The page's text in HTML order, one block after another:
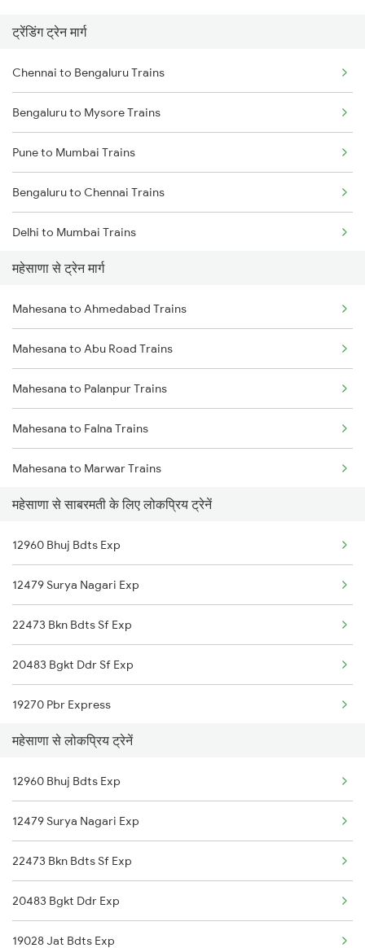
ट्रेंडिंग ट्रेन मार्ग
Chennai to Bengaluru Trains
Bengaluru to Mysore Trains
Pune to Mumbai Trains
Bengaluru to Chennai Trains
Delhi to Mumbai Trains
Mumbai to Pune Trains
Delhi to Jammu Trains
Mumbai to Delhi Trains
Mumbai to Goa Trains
Chennai to Coimbatore Trains
महेसाणा से ट्रेन मार्ग
Mahesana to Ahmedabad Trains
Mahesana to Abu Road Trains
Mahesana to Palanpur Trains
Mahesana to Falna Trains
Mahesana to Marwar Trains
Mahesana to Sabarmati Trains
Mahesana to Ajmer Trains
Mahesana to Vadodara Trains
Mahesana to Surat Trains
Mahesana to Jaipur Trains
Mahesana to Jodhpur Trains
महेसाणा से साबरमती के लिए लोकप्रिय ट्रेनें
12960 Bhuj Bdts Exp
12479 Surya Nagari Exp
22473 Bkn Bdts Sf Exp
20483 Bgkt Ddr Sf Exp
19270 Pbr Express
20491 Jsm Sbib Sf Exp
20495 Ju Hdp Sf Exp
12916 Ashram Express
19028 Jat Bdts Exp
22497 Sgnr Tpj Humsfar
22664 Ju Ms Sf Express
महेसाणा से लोकप्रिय ट्रेनें
12960 Bhuj Bdts Exp
12479 Surya Nagari Exp
22473 Bkn Bdts Sf Exp
20483 Bgkt Ddr Exp
19028 Jat Bdts Exp